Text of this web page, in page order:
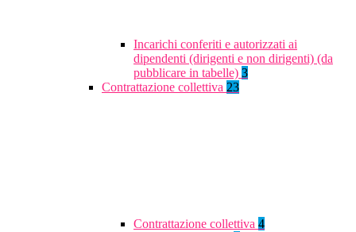
Incarichi conferiti e autorizzati ai
dipendenti (dirigenti e non dirigenti) (da
pubblicare in tabelle) 3
Contrattazione collettiva 23
Contrattazione collettiva 4